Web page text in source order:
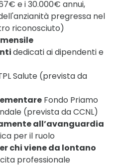
e i 30.000€ annui,
pregressa nel
riconosciuto)
dedicati ai dipendenti e
Salute (prevista da
Fondo Priamo
(prevista da CCNL)
all’avanguardia
per il ruolo
chi viene da lontano
professionale